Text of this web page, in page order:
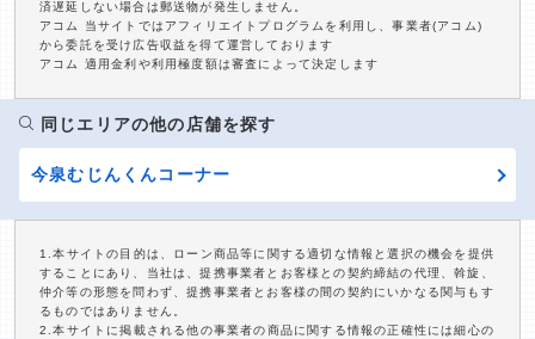
済遅延しない場合は郵送物が発生しません。
アコム 当サイトではアフィリエイトプログラムを利用し、事業者(アコム)
から委託を受け広告収益を得て運営しております
アコム 適用金利や利用極度額は審査によって決定します
同じエリアの他の店舗を探す
今泉むじんくんコーナー
1.本サイトの目的は、ローン商品等に関する適切な情報と選択の機会を提供
することにあり、当社は、提携事業者とお客様との契約締結の代理、斡旋、
仲介等の形態を問わず、提携事業者とお客様の間の契約にいかなる関与もす
るものではありません。
2.本サイトに掲載される他の事業者の商品に関する情報の正確性には細心の